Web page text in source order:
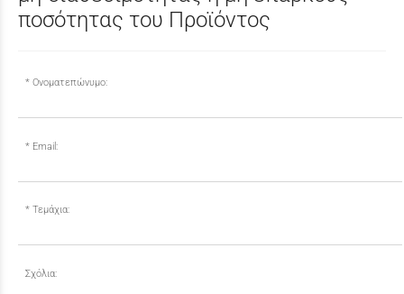
ποσότητας του Προϊόντος
Ονοματεπώνυμο:
Email:
Τεμάχια:
Σχόλια: